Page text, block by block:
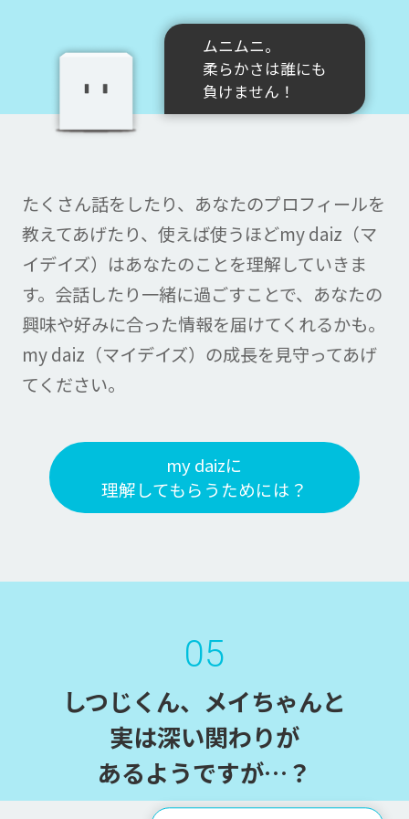
ムニムニ。
柔らかさは誰にも
負けません！
たくさん話をしたり、あなたのプロフィールを
教えてあげたり、 使えば使うほどmy daiz（マ
イデイズ）はあなたのことを理解していきま
す。 会話したり一緒に過ごすことで、あなたの
興味や好みに合った情報を届けてくれるかも。
my daiz（マイデイズ）の成長を見守ってあげ
てください。
my daizに
理解してもらうためには？
05
しつじくん、メイちゃんと
実は深い関わりが
あるようですが…？